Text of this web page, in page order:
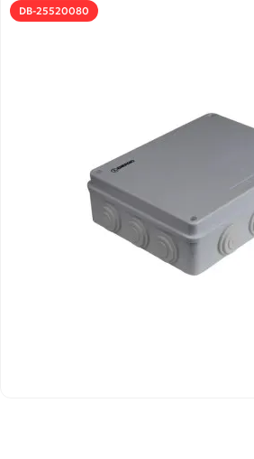
DB-25520080